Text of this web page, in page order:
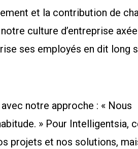
et la contribution de
culture d’entreprise
ses employés en dit long
notre approche : « Nous
» Pour Intelligentsia,
projets et nos solutions,